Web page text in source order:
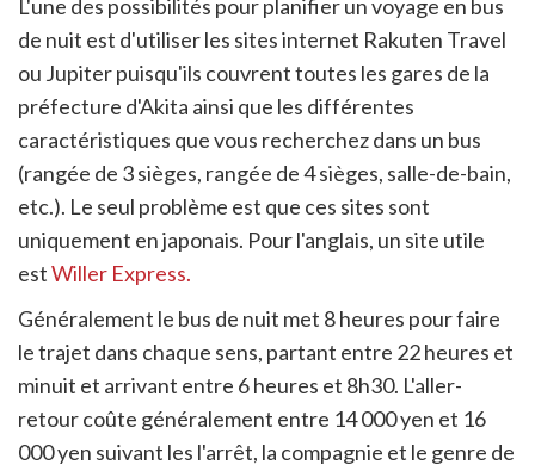
L'une des possibilités pour planifier un voyage en bus
de nuit est d'utiliser les sites internet Rakuten Travel
ou Jupiter puisqu'ils couvrent toutes les gares de la
préfecture d'Akita ainsi que les différentes
caractéristiques que vous recherchez dans un bus
(rangée de 3 sièges, rangée de 4 sièges, salle-de-bain,
etc.). Le seul problème est que ces sites sont
uniquement en japonais. Pour l'anglais, un site utile
estWiller Express.
Généralement le bus de nuit met 8 heures pour faire
le trajet dans chaque sens, partant entre 22 heures et
minuit et arrivant entre 6 heures et 8h30. L'aller-
retour coûte généralement entre 14 000 yen et 16
000 yen suivant les l'arrêt, la compagnie et le genre de